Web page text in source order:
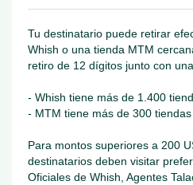
Tu destinatario puede retirar
Whish o una tienda MTM
retiro de 12 dígitos junto con
- Whish tiene más de 1.400
- MTM tiene más de 300
Para montos superiores a 200
destinatarios deben visitar
Oficiales de Whish, Agentes